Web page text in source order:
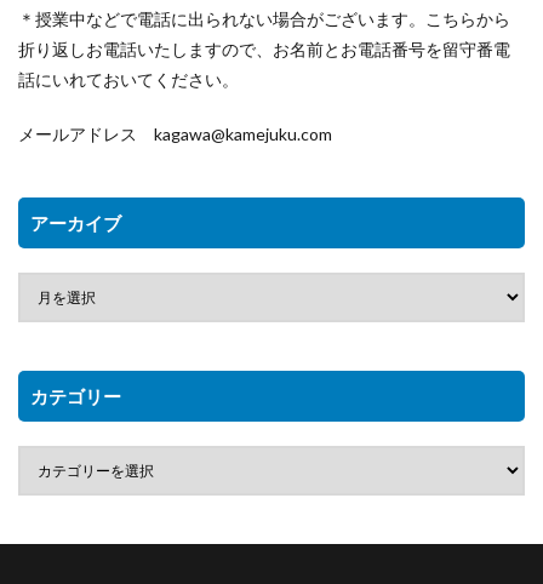
＊授業中などで電話に出られない場合がございます。こちらから
折り返しお電話いたしますので、お名前とお電話番号を留守番電
話にいれておいてください。
メールアドレス kagawa@kamejuku.com
アーカイブ
カテゴリー